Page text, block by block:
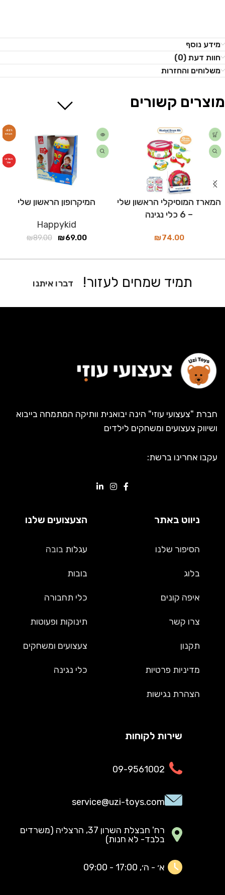
מידע נוסף
חוות דעת (0)
משלוחים והחזרות
מוצרים קשורים
המארז המוסיקלי הראשון שלי
– 6 כלי נגינה
₪74.00
-22%
המלאי
אזל
המיקרופון הראשון שלי
Happykid
₪89.00 ₪69.00
תמיד שמחים לעזור! דברו איתנו
חברת "צעצועי עוזי" הינה יבואנית וותיקה המתמחה בייבוא
ושיווק צעצועים ומשחקים לילדים
עקבו אחרינו ברשת:
ניווט באתר
הסיפור שלנו
בלוג
איפה קונים
צרו קשר
תקנון
מדיניות פרטיות
הצהרת נגישות
הצעצועים שלנו
עגלות בובה
בובות
כלי תחבורה
תינוקות ופעוטות
צעצועים ומשחקים
כלי נגינה
שירות לקוחות
09-9561002
service@uzi-toys.com
רח' חבצלת השרון 37, הרצליה (משרדים
בלבד- לא חנות)
א׳ - ה׳, 17:00 - 09:00